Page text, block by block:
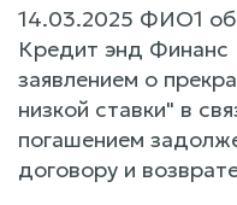
14.03.2025 ФИО1
Кредит энд Финанс
заявлением о
низкой ставки" в
погашением
договору и